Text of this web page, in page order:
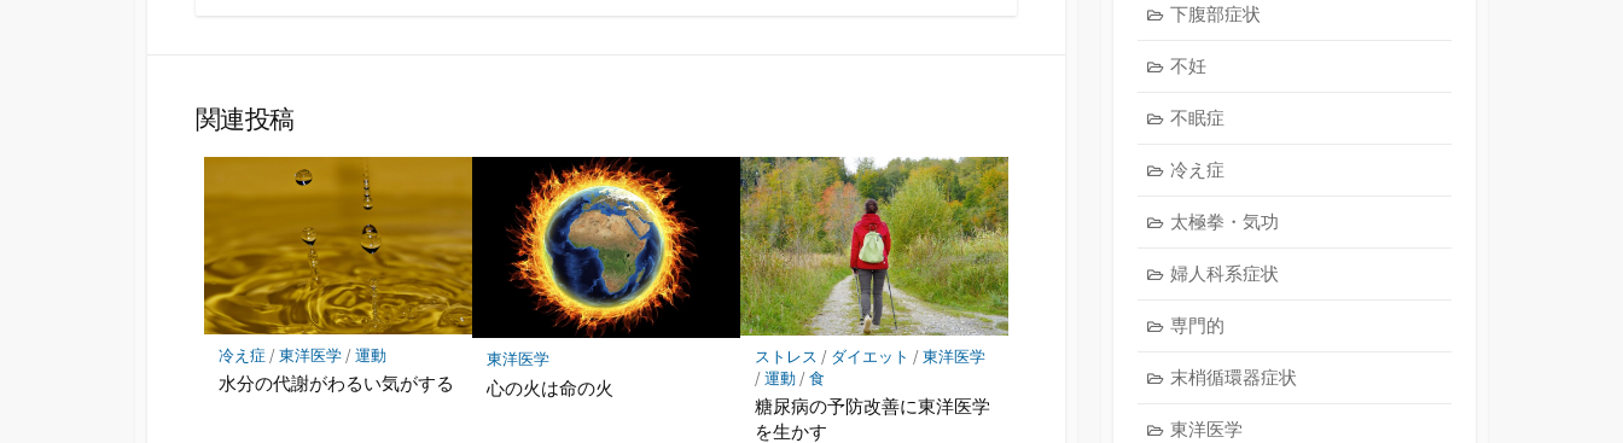
関連投稿
冷え症 /東洋医学/運動
水分の代謝がわるい気がする
東洋医学
心の火は命の火
ストレス / ダイエット /東洋医学
/運動/食
糖尿病の予防改善に東洋医学
を生かす
下腹部症状
不妊
不眠症
冷え症
太極拳・気功
婦人科系症状
専門的
末梢循環器症状
東洋医学